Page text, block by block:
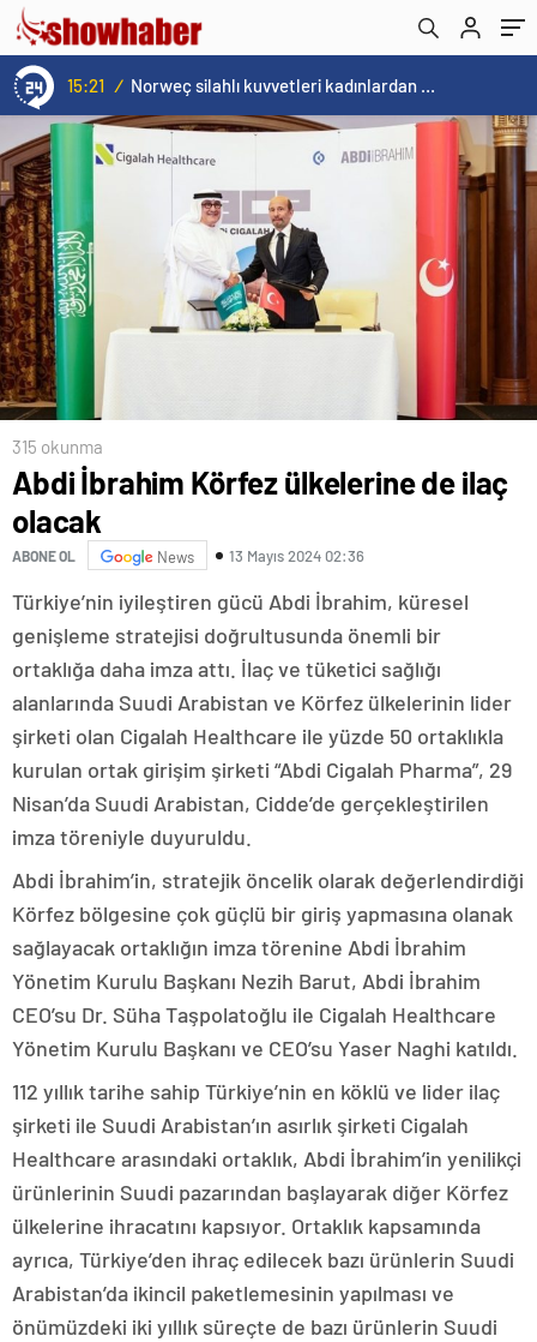
15:21 / Norweç silahlı kuvvetleri kadınlardan oluşan özel kuvvetler eğitimlerini başlattı.
315 okunma
Abdi İbrahim Körfez ülkelerine de ilaç
olacak
ABONE OL News 13 Mayıs 2024 02:36
Türkiye’nin iyileştiren gücü Abdi İbrahim, küresel
genişleme stratejisi doğrultusunda önemli bir
ortaklığa daha imza attı. İlaç ve tüketici sağlığı
alanlarında Suudi Arabistan ve Körfez ülkelerinin lider
şirketi olan Cigalah Healthcare ile yüzde 50 ortaklıkla
kurulan ortak girişim şirketi “Abdi Cigalah Pharma”, 29
Nisan’da Suudi Arabistan, Cidde’de gerçekleştirilen
imza töreniyle duyuruldu.
Abdi İbrahim’in, stratejik öncelik olarak değerlendirdiği
Körfez bölgesine çok güçlü bir giriş yapmasına olanak
sağlayacak ortaklığın imza törenine Abdi İbrahim
Yönetim Kurulu Başkanı Nezih Barut, Abdi İbrahim
CEO’su Dr. Süha Taşpolatoğlu ile Cigalah Healthcare
Yönetim Kurulu Başkanı ve CEO’su Yaser Naghi katıldı.
112 yıllık tarihe sahip Türkiye’nin en köklü ve lider ilaç
şirketi ile Suudi Arabistan’ın asırlık şirketi Cigalah
Healthcare arasındaki ortaklık, Abdi İbrahim’in yenilikçi
ürünlerinin Suudi pazarından başlayarak diğer Körfez
ülkelerine ihracatını kapsıyor. Ortaklık kapsamında
ayrıca, Türkiye’den ihraç edilecek bazı ürünlerin Suudi
Arabistan’da ikincil paketlemesinin yapılması ve
önümüzdeki iki yıllık süreçte de bazı ürünlerin Suudi